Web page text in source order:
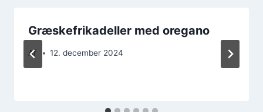
Græskefrikadeller med oregano
Af 12. december 2024